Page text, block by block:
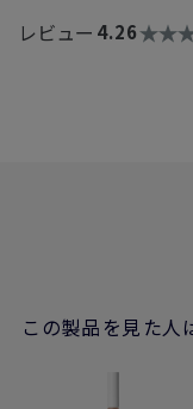
→気になる箇所にポ
レビュー 4.26
この製品を見た人